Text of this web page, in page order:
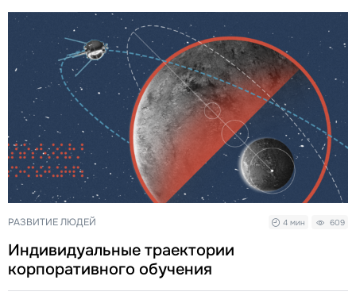
РАЗВИТИЕ ЛЮДЕЙ 4 мин 609
Индивидуальные траектории
корпоративного обучения